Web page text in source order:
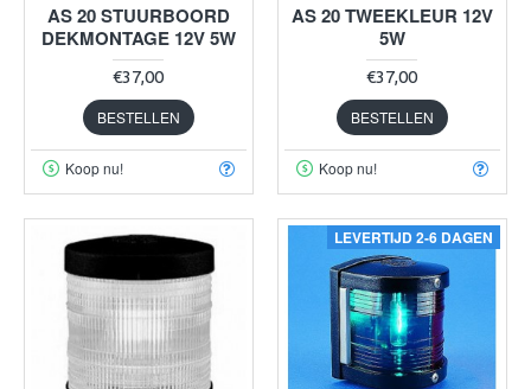
AS 20 STUURBOORD
DEKMONTAGE 12V 5W
€37,00
BESTELLEN
Koop nu!
AS 20 TWEEKLEUR 12V
5W
€37,00
BESTELLEN
Koop nu!
LEVERTIJD 2-6 DAGEN